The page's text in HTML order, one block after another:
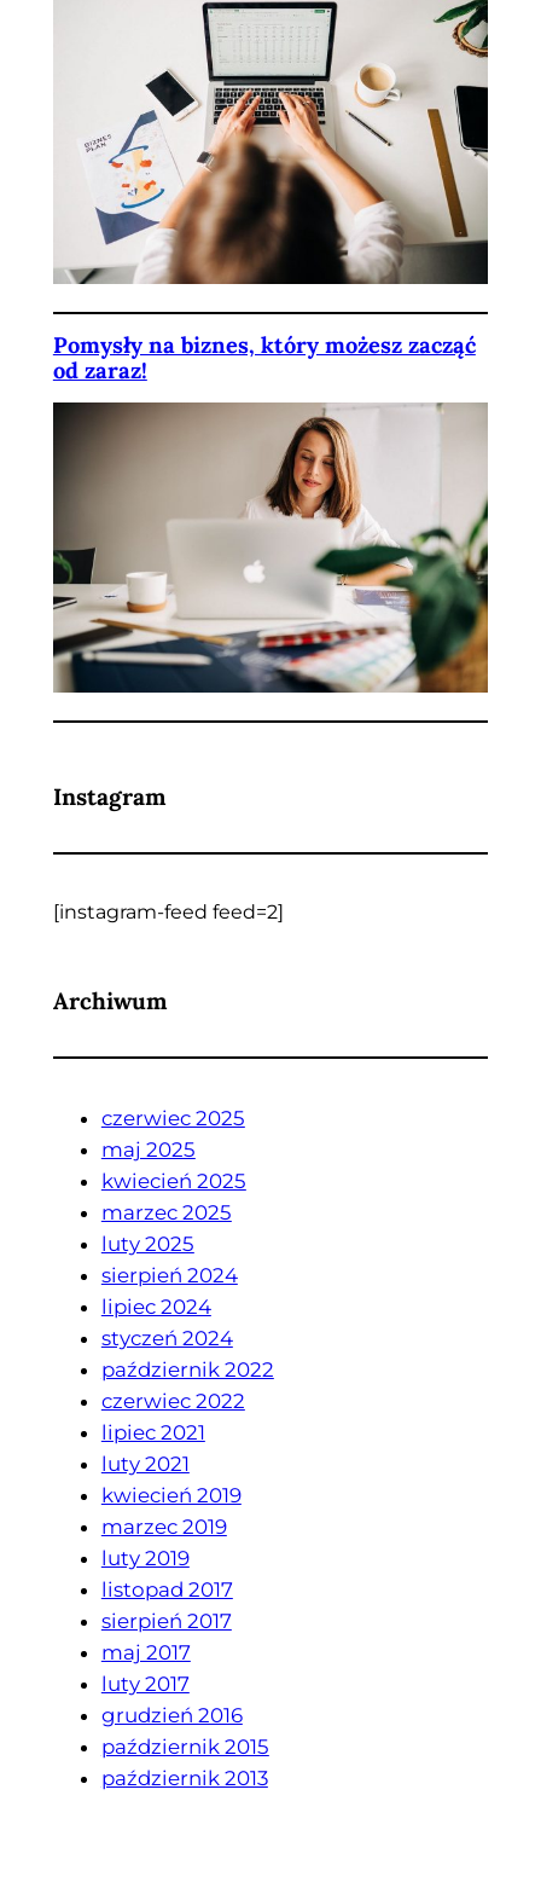
Pomysły na biznes, który możesz zacząć
od zaraz!
Instagram
[instagram-feed feed=2]
Archiwum
czerwiec 2025
maj 2025
kwiecień 2025
marzec 2025
luty 2025
sierpień 2024
lipiec 2024
styczeń 2024
październik 2022
czerwiec 2022
lipiec 2021
luty 2021
kwiecień 2019
marzec 2019
luty 2019
listopad 2017
sierpień 2017
maj 2017
luty 2017
grudzień 2016
październik 2015
październik 2013